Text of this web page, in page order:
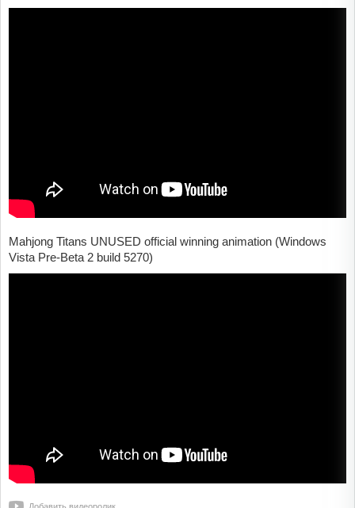
Mahjong Titans UNUSED official winning animation (Windows
Vista Pre-Beta 2 build 5270)